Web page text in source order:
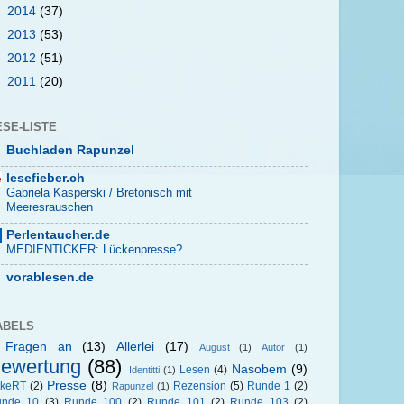
2014 (37)
2013 (53)
2012 (51)
2011 (20)
LISTE
Buchladen Rapunzel
lesefieber.ch
Gabriela Kasperski / Bretonisch mit
Meeresrauschen
Perlentaucher.de
MEDIENTICKER: Lückenpresse?
vorablesen.de
an
(13) Allerlei (17) August (1) Autor (1)
(88) Identitti (1) Lesen (4) Nasobem (9)
(2) Presse (8) Rapunzel (1) Rezension (5) Runde 1 (2)